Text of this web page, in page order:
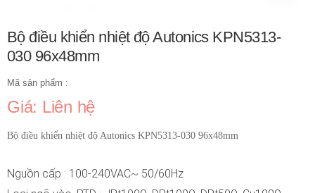
Bộ điều khiển nhiệt độ Autonics KPN5313-
030 96x48mm
Mã sản phẩm :
Giá: Liên hệ
Bộ điều khiển nhiệt độ Autonics KPN5313-030 96x48mm
Nguồn cấp : 100-240VAC~ 50/60Hz